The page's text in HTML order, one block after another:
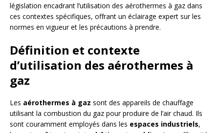
législation encadrant l’utilisation des aérothermes à gaz dans
ces contextes spécifiques, offrant un éclairage expert sur les
normes en vigueur et les précautions à prendre.
Définition et contexte
d’utilisation des aérothermes à
gaz
Les aérothermes à gaz sont des appareils de chauffage
utilisant la combustion du gaz pour produire de l’air chaud. Ils
sont couramment employés dans les espaces industriels,